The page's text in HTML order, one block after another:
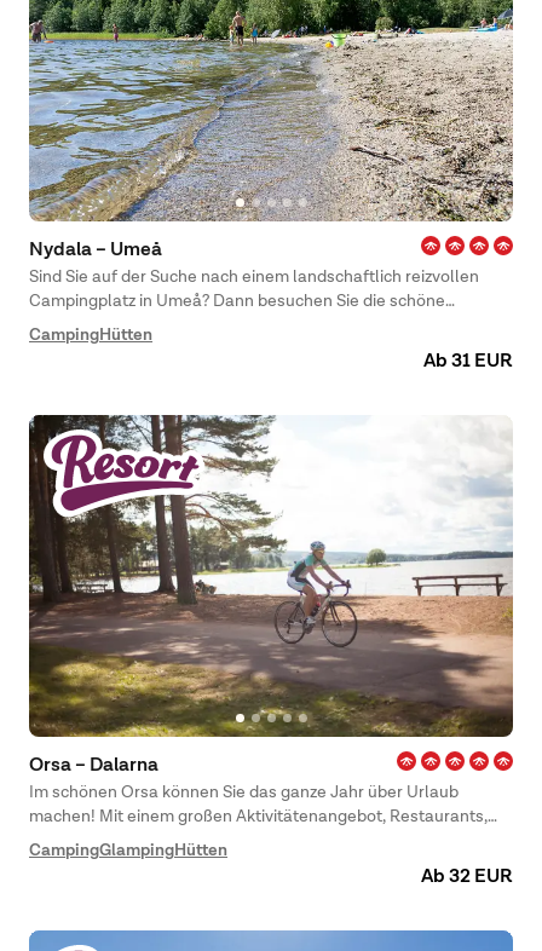
Nydala – Umeå
Sind Sie auf der Suche nach einem landschaftlich reizvollen
Campingplatz in Umeå? Dann besuchen Sie die schöne
norrländische Küste und First Camp Nydala – Umeå, der das
ganze Jahr über für Sie geöffnet ist! Hier gibt es Unterkünfte
Camping Hütten
Ab 31 EUR
Orsa – Dalarna
Im schönen Orsa können Sie das ganze Jahr über Urlaub
machen! Mit einem großen Aktivitätenangebot, Restaurants,
Campingplatz, Hütten und Jugendherberge ist für jeden etwas
CampingGlamping Hütten
Ab 32 EUR